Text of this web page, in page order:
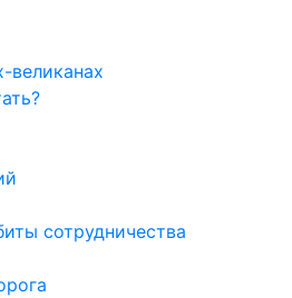
великанах
сотрудничества